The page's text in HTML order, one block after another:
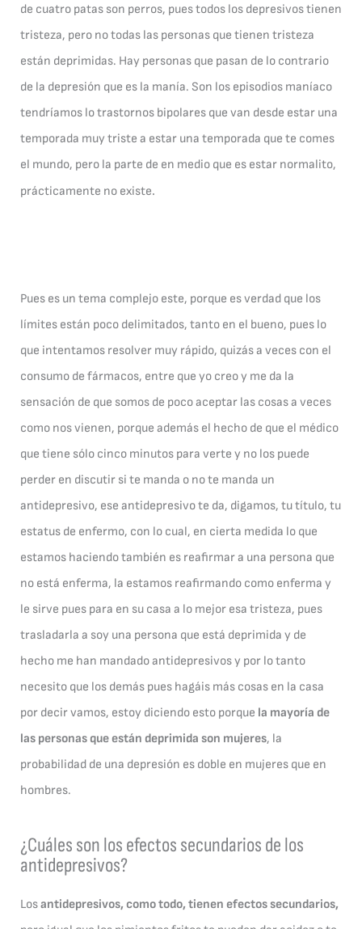
de cuatro patas son perros, pues todos los depresivos tienen
tristeza, pero no todas las personas que tienen tristeza
están deprimidas. Hay personas que pasan de lo contrario
de la depresión que es la manía. Son los episodios maníaco
tendríamos lo trastornos bipolares que van desde estar una
temporada muy triste a estar una temporada que te comes
el mundo, pero la parte de en medio que es estar normalito,
prácticamente no existe.
Pues es un tema complejo este, porque es verdad que los
límites están poco delimitados, tanto en el bueno, pues lo
que intentamos resolver muy rápido, quizás a veces con el
consumo de fármacos, entre que yo creo y me da la
sensación de que somos de poco aceptar las cosas a veces
como nos vienen, porque además el hecho de que el médico
que tiene sólo cinco minutos para verte y no los puede
perder en discutir si te manda o no te manda un
antidepresivo, ese antidepresivo te da, digamos, tu título, tu
estatus de enfermo, con lo cual, en cierta medida lo que
estamos haciendo también es reafirmar a una persona que
no está enferma, la estamos reafirmando como enferma y
le sirve pues para en su casa a lo mejor esa tristeza, pues
trasladarla a soy una persona que está deprimida y de
hecho me han mandado antidepresivos y por lo tanto
necesito que los demás pues hagáis más cosas en la casa
por decir vamos, estoy diciendo esto porque la mayoría de
las personas que están deprimida son mujeres, la
probabilidad de una depresión es doble en mujeres que en
hombres.
¿Cuáles son los efectos secundarios de los
antidepresivos?
Losantidepresivos, como todo, tienen efectos secundarios,